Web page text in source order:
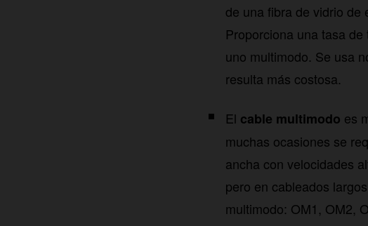
de una fibra de vidrio de
Proporciona una tasa
uno multimodo. Se usa
resulta más costosa.
El cable multimodo es
muchas ocasiones se
ancha con velocidades
pero en cableados
multimodo: OM1, OM2,